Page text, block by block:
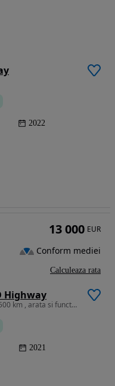
2022
Highway
998 cm3 • 120 CP • Primul proprietar , 48500 km , arata si functoneaza foarte bine
2021
13 000 EUR
Conform mediei
Calculeaza rata